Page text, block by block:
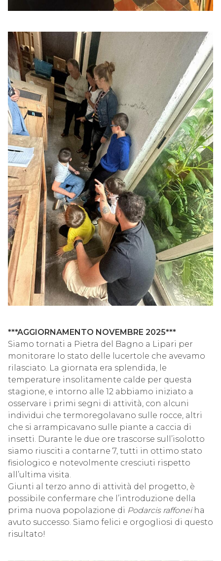
***AGGIORNAMENTO NOVEMBRE 2025***
Siamo tornati a Pietra del Bagno a Lipari per
monitorare lo stato delle lucertole che avevamo
rilasciato. La giornata era splendida, le
temperature insolitamente calde per questa
stagione, e intorno alle 12 abbiamo iniziato a
osservare i primi segni di attività, con alcuni
individui che termoregolavano sulle rocce, altri
che si arrampicavano sulle piante a caccia di
insetti. Durante le due ore trascorse sull’isolotto
siamo riusciti a contarne 7, tutti in ottimo stato
fisiologico e notevolmente cresciuti rispetto
all’ultima visita.
Giunti al terzo anno di attività del progetto, è
possibile confermare che l’introduzione della
prima nuova popolazione di Podarcis raffoneiha
avuto successo. Siamo felici e orgogliosi di questo
risultato!